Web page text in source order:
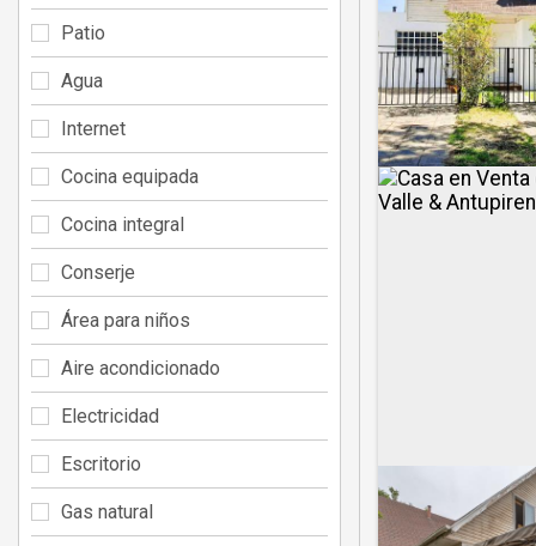
Patio
Agua
Internet
Cocina equipada
Cocina integral
Conserje
Área para niños
Aire acondicionado
Electricidad
Escritorio
Gas natural